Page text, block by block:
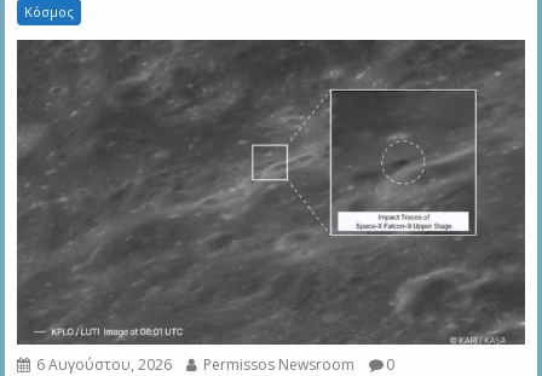
Κόσμος
6 Αυγούστου, 2026 Permissos Newsroom 0